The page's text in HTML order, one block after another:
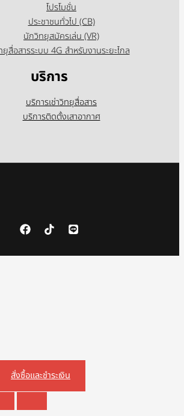
โปรโมชั่น
ประชาชนทั่วไป (CB)
นักวิทยุสมัครเล่น (VR)
สื่อสารระบบ 4G สำหรับงานระยะไกล
บริการ
บริการเช่าวิทยุสื่อสาร
บริการติดตั้งเสาอากาศ
สั่งซื้อและชำระเงิน